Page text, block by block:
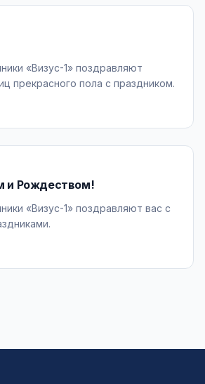
«Визус-1» поздравляют
прекрасного пола с праздником.
и Рождеством!
«Визус-1» поздравляют вас с